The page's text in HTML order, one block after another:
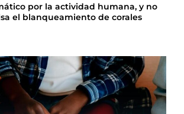
por la actividad humana, y no
el blanqueamiento de corales